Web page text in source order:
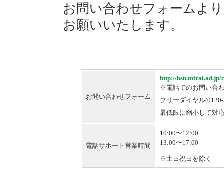
お問い合わせフォームよ
お願いいたします。
お問い合わせフォーム
http://bsn.mirai.ad.jp/
※電話でのお問い合
フリーダイヤル
最低限に縮小して対
電話サポート営業時間
10:00〜12:00
13:00〜17:00
※土日祝日を除く